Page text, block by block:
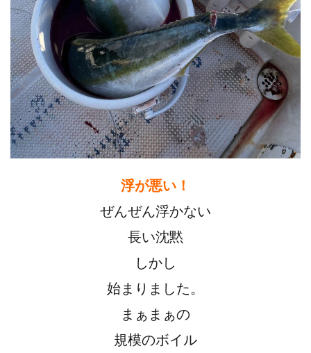
浮が悪い！
ぜんぜん浮かない
長い沈黙
しかし
始まりました。
まぁまぁの
規模のボイル